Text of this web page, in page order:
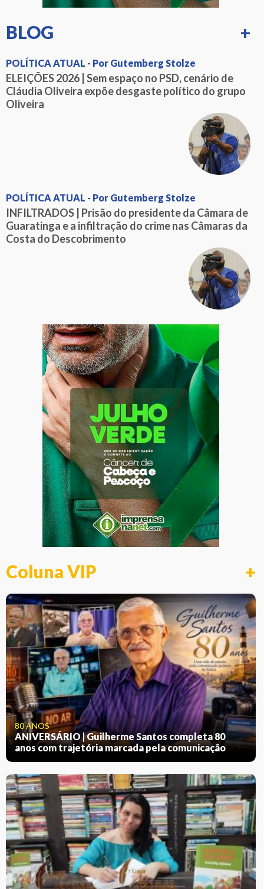
BLOG +
POLÍTICA ATUAL - Por Gutemberg Stolze
ELEIÇÕES 2026 | Sem espaço no PSD, cenário de
Cláudia Oliveira expõe desgaste político do grupo
Oliveira
POLÍTICA ATUAL - Por Gutemberg Stolze
INFILTRADOS | Prisão do presidente da Câmara de
Guaratinga e a infiltração do crime nas Câmaras da
Costa do Descobrimento
Coluna VIP +
80 ANOS
ANIVERSÁRIO | Guilherme Santos completa 80
anos com trajetória marcada pela comunicação